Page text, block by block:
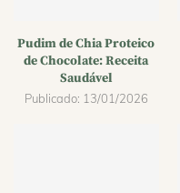
Pudim de Chia Proteico
de Chocolate: Receita
Saudável
Publicado: 13/01/2026